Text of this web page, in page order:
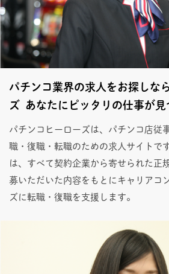
パチンコ業界の求人をお探しな
ズ あなたにピッタリの仕事が見
パチンコヒーローズは、パチンコ店従
職・復職・転職のための求人サイトで
は、すべて契約企業から寄せられた正
募いただいた内容をもとにキャリアコ
ズに転職・復職を支援します。